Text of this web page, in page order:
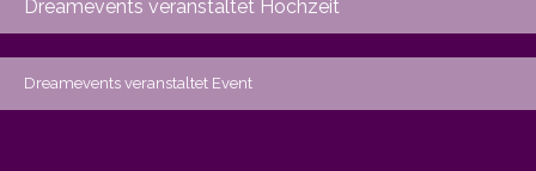
Dreamevents veranstaltet Hochzeit
Dreamevents veranstaltet Event